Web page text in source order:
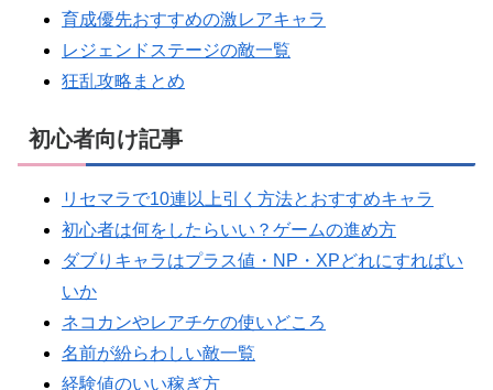
育成優先おすすめの激レアキャラ
レジェンドステージの敵一覧
狂乱攻略まとめ
初心者向け記事
リセマラで10連以上引く方法とおすすめキャラ
初心者は何をしたらいい？ゲームの進め方
ダブりキャラはプラス値・NP・XPどれにすればい
いか
ネコカンやレアチケの使いどころ
名前が紛らわしい敵一覧
経験値のいい稼ぎ方